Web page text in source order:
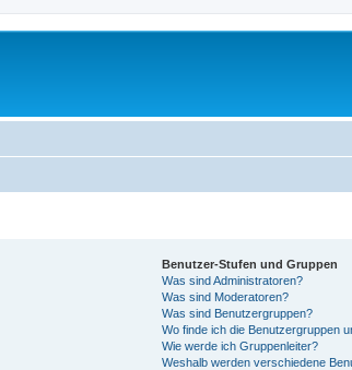
Benutzer-Stufen und Gruppen
Was sind Administratoren?
Was sind Moderatoren?
Was sind Benutzergruppen?
Wo finde ich die Benutzergruppen
Wie werde ich Gruppenleiter?
Weshalb werden verschiedene